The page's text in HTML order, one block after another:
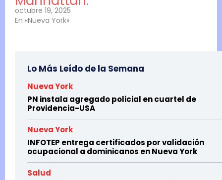
octubre 19, 2025
En «Nueva York»
Lo Más Leído de la Semana
Nueva York
PN instala agregado policial en cuartel de
Providencia-USA
Nueva York
INFOTEP entrega certificados por validación
ocupacional a dominicanos en Nueva York
Salud